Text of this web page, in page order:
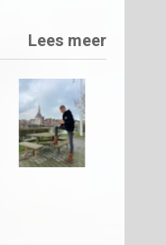
Lees meer